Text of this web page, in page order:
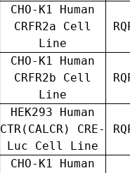
CHO-K1 Human
CRFR2a Cell
Line
CHO-K1 Human
CRFR2b Cell
Line
HEK293 Human
CTR(CALCR) CRE-
Luc Cell Line
CHO-K1 Human